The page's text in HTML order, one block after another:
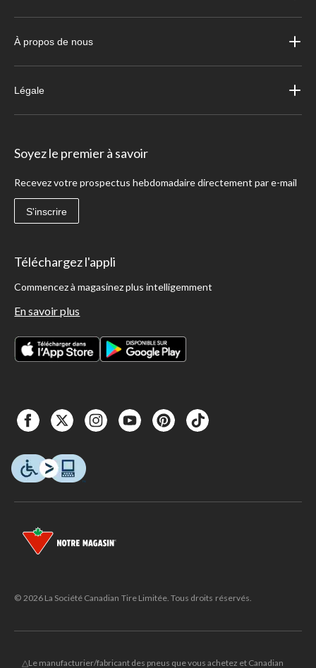
À propos de nous
Légale
Soyez le premier à savoir
Recevez votre prospectus hebdomadaire directement par e-mail
S'inscrire
Téléchargez l'appli
Commencez à magasinez plus intelligemment
En savoir plus
© 2026 La Société Canadian Tire Limitée. Tous droits réservés.
△Le manufacturier/fabricant des pneus que vous achetez et Canadian